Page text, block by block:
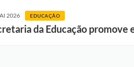
2026 EDUCAÇÃO
da Educação